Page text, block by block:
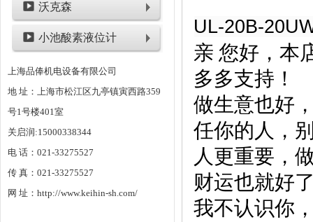
沃克森
小池酸素液位计
上海品俸机电设备有限公司
地 址：上海市松江区九亭镇寅西路359
号1号楼401室
关启润:15000338344
电 话：021-33275527
传 真：021-33275527
网 址：http://www.keihin-sh.com/
UL-20B-
亲 您好，本
多多支持！
做生意也好
任你的人，
人更重要，
财运也就好
我不认识你